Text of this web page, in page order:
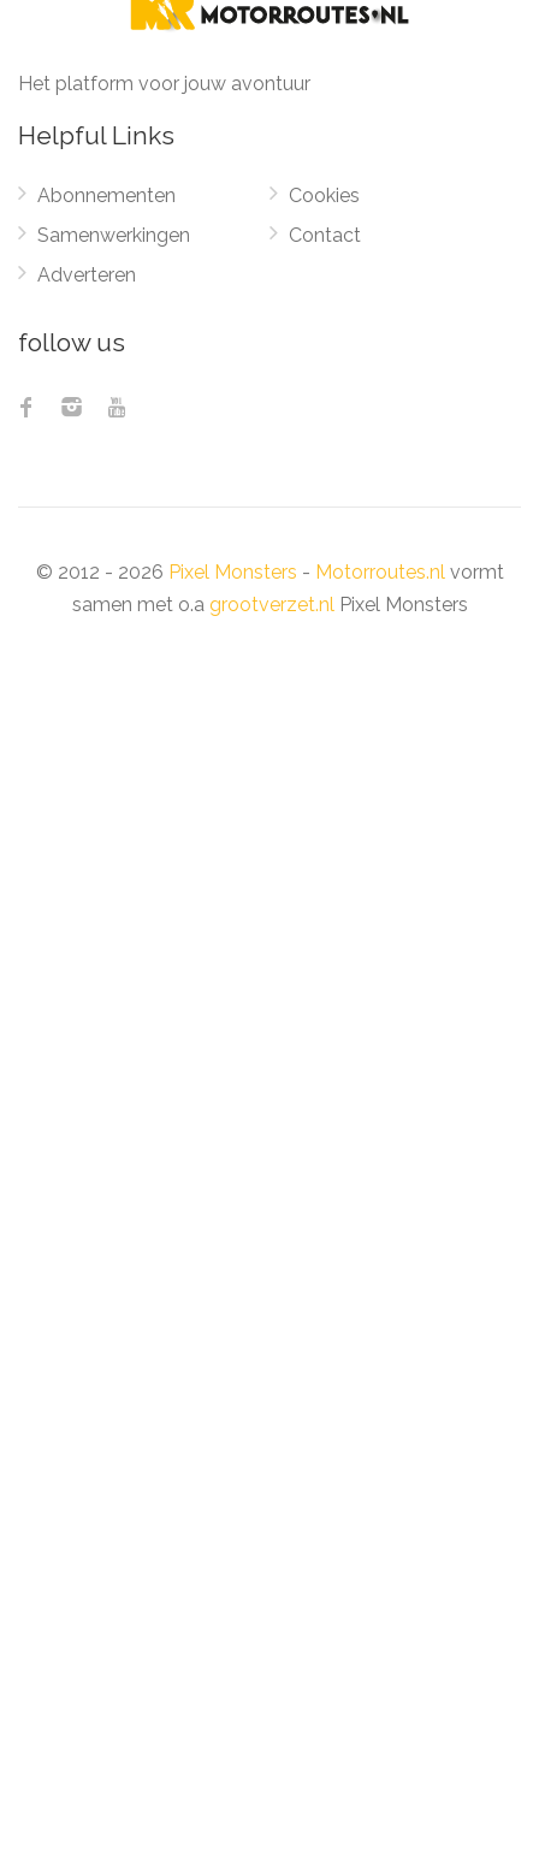
Het platform voor jouw avontuur
Helpful Links
Abonnementen
Samenwerkingen
Adverteren
Cookies
Contact
follow us
© 2012 - 2026 Pixel Monsters - Motorroutes.nlvormt
samen met o.a grootverzet.nlPixel Monsters